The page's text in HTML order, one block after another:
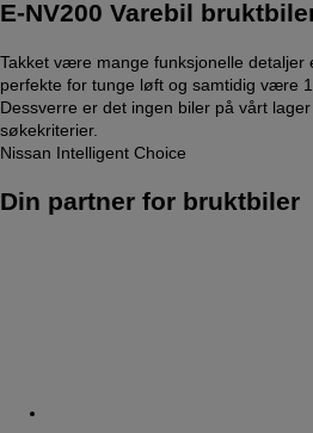
E-NV200 Varebil
Takket være mange funksjonelle detaljer
perfekte for tunge løft og samtidig være
Dessverre er det ingen biler på vårt
søkekriterier.
Nissan Intelligent Choice
Din partner for bruktbiler